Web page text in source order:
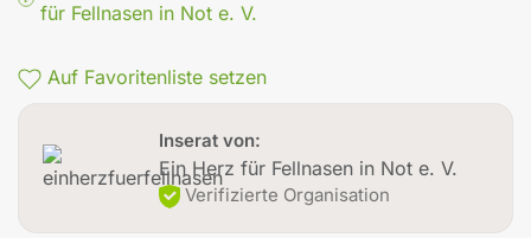
für Fellnasen in Not e. V.
Auf Favoritenliste setzen
Inserat von:
Ein Herz für Fellnasen in Not e. V.
Verifizierte Organisation